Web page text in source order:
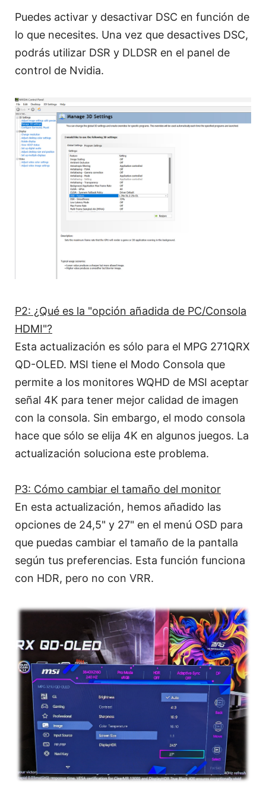
Puedes activar y desactivar DSC en función de
lo que necesites. Una vez que desactives DSC,
podrás utilizar DSR y DLDSR en el panel de
control de Nvidia.
P2: ¿Qué es la "opción añadida de PC/Consola
HDMI"?
Esta actualización es sólo para el MPG 271QRX
QD-OLED. MSI tiene el Modo Consola que
permite a los monitores WQHD de MSI aceptar
señal 4K para tener mejor calidad de imagen
con la consola. Sin embargo, el modo consola
hace que sólo se elija 4K en algunos juegos. La
actualización soluciona este problema.
P3: Cómo cambiar el tamaño del monitor
En esta actualización, hemos añadido las
opciones de 24,5" y 27" en el menú OSD para
que puedas cambiar el tamaño de la pantalla
según tus preferencias. Esta función funciona
con HDR, pero no con VRR.